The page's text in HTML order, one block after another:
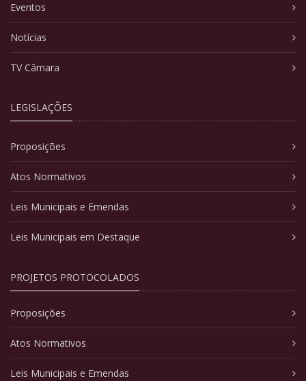
Eventos
Notícias
TV Câmara
LEGISLAÇÕES
Proposições
Atos Normativos
Leis Municipais e Emendas
Leis Municipais em Destaque
PROJETOS PROTOCOLADOS
Proposições
Atos Normativos
Leis Municipais e Emendas